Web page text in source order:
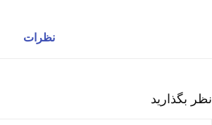
نظرات
نظر بگذارید